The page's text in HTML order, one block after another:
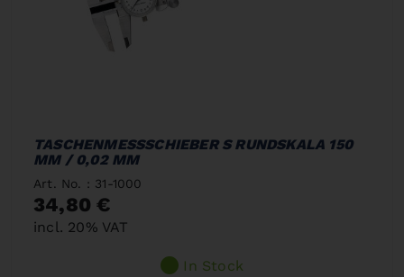
TASCHENMESSSCHIEBER S RUNDSKALA 150
MM / 0,02 MM
Art. No. : 31-1000
34,80 €
incl. 20% VAT
In Stock